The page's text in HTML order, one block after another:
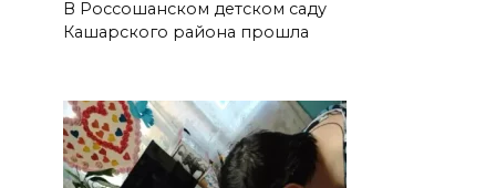
В Россошанском детском саду
Кашарского района прошла